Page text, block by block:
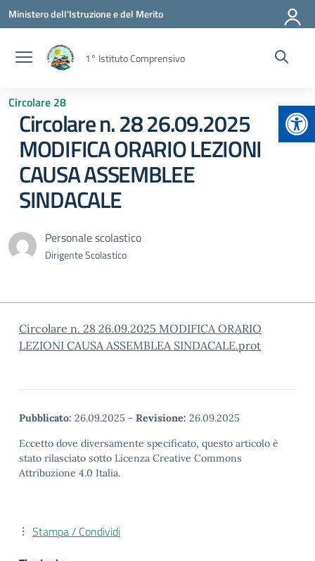
Vai ai contenuti
Vai al menu di navigazione
Vai al footer
Ministero dell'Istruzione e del Merito
1° Istituto Comprensivo
Circolare 28
Circolare n. 28 26.09.2025
MODIFICA ORARIO LEZIONI
CAUSA ASSEMBLEE
SINDACALE
Personale scolastico
Dirigente Scolastico
Circolare n. 28 26.09.2025 MODIFICA ORARIO
LEZIONI CAUSA ASSEMBLEA SINDACALE.prot
Pubblicato: 26.09.2025 - Revisione: 26.09.2025
Eccetto dove diversamente specificato, questo articolo è
stato rilasciato sotto Licenza Creative Commons
Attribuzione 4.0 Italia.
Stampa / Condividi